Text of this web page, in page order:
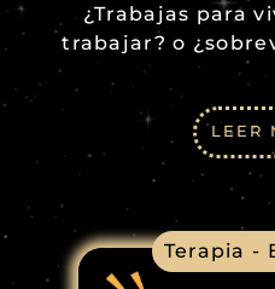
¿Trabajas para
trabajar? o
LEER
Terapia -